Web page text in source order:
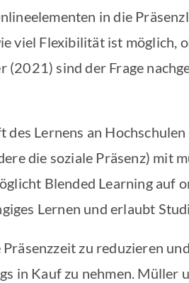
in die
viel Flexibilität ist möglich,
sind der Frage
Lernens an
die soziale Präsenz) mit
Blended Learning auf
Lernen und erlaubt
zu reduzieren
in Kauf zu nehmen.